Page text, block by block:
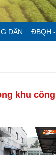
DÂN ĐBQH
khu